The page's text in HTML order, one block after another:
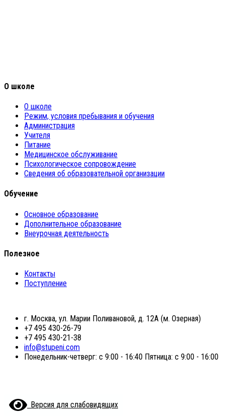
О школе
О школе
Режим, условия пребывания и обучения
Администрация
Учителя
Питание
Медицинское обслуживание
Психологическое сопровождение
Сведения об образовательной организации
Обучение
Основное образование
Дополнительное образование
Внеурочная деятельность
Полезное
Контакты
Поступление
г. Москва, ул. Марии Поливановой, д. 12А (м. Озерная)
+7 495 430-26-79
+7 495 430-21-38
info@stupeni.com
Понедельник-четверг: с 9:00 - 16:40 Пятница: с 9:00 - 16:00
Версия для слабовидящих